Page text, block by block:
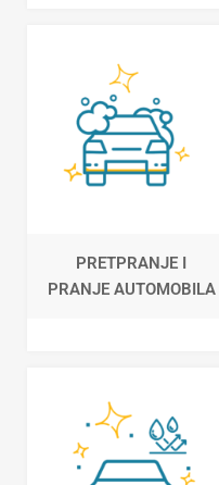
PRETPRANJE I
PRANJE AUTOMOBILA